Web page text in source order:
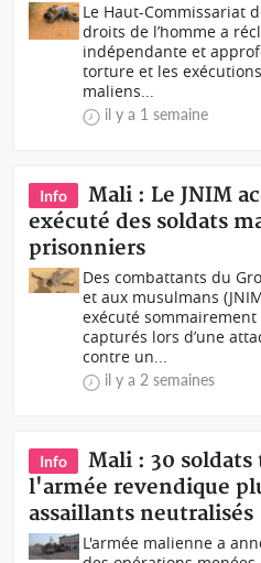
Le Haut-Commissariat
droits de l’homme a
indépendante et
torture et les
maliens...
il y a 1 semaine
Info
Mali : Le JNIM
exécuté des soldats
prisonniers
Des combattants du
et aux musulmans
exécuté
capturés lors d’une
contre un...
il y a 2 semaines
Info
Mali : 30 soldats
l'armée revendique
assaillants neutralisés
L'armée malienne a